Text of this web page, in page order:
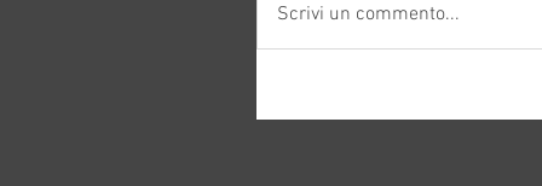
Scrivi un commento...